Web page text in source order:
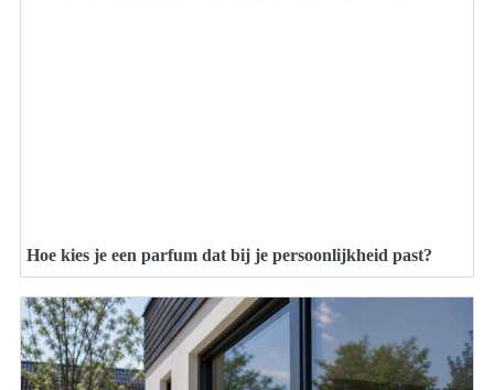
Hoe kies je een parfum dat bij je persoonlijkheid past?